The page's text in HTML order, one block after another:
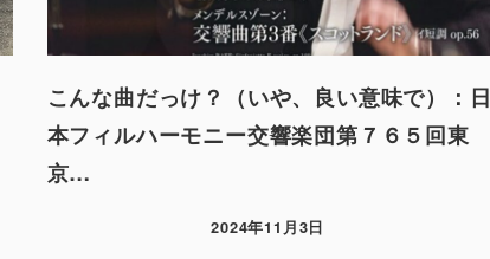
こんな曲だっけ？（いや、良い意味で）：日
本フィルハーモニー交響楽団第７６５回東
京…
2024年11月3日